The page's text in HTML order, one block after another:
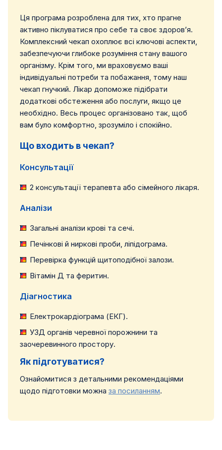
Ця програма розроблена для тих, хто прагне
активно піклуватися про себе та своє здоров’я.
Комплексний чекап охоплює всі ключові аспекти,
забезпечуючи глибоке розуміння стану вашого
організму. Крім того, ми враховуємо ваші
індивідуальні потреби та побажання, тому наш
чекап гнучкий. Лікар допоможе підібрати
додаткові обстеження або послуги, якщо це
необхідно. Весь процес організовано так, щоб
вам було комфортно, зрозуміло і спокійно.
Що входить в чекап?
Консультації
2 консультації терапевта або сімейного лікаря.
Аналізи
Загальні аналізи крові та сечі.
Печінкові й ниркові проби, ліпідограма.
Перевірка функцій щитоподібної залози.
Вітамін Д та феритин.
Діагностика
Електрокардіограма (ЕКГ).
УЗД органів черевної порожнини та
заочеревинного простору.
Як підготуватися?
Ознайомитися з детальними рекомендаціями
щодо підготовки можна за посиланням.